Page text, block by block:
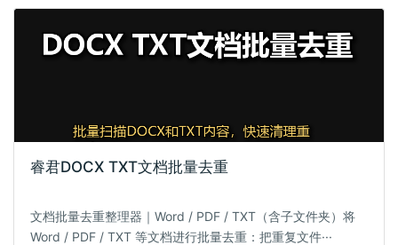
睿君DOCX TXT文档批量去重
文档批量去重整理器｜Word / PDF / TXT（含子文件夹）将
Word / PDF / TXT 等文档进行批量去重：把重复文件···